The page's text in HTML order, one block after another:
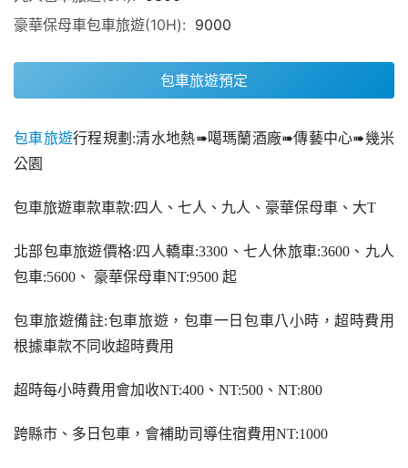
豪華保母車包車旅遊(10H): 9000
包車旅遊預定
包車旅遊行程規劃:清水地熱➠噶瑪蘭酒廠➠傳藝中心➠幾米
公園
包車旅遊車款車款:四人、七人、九人、豪華保母車、大T
北部包車旅遊價格:四人轎車:3300、七人休旅車:3600、九人
包車:5600、 豪華保母車NT:9500 起
包車旅遊備註:包車旅遊，包車一日包車八小時，超時費用
根據車款不同收超時費用
超時每小時費用會加收NT:400、NT:500、NT:800
跨縣市、多日包車，會補助司導住宿費用NT:1000